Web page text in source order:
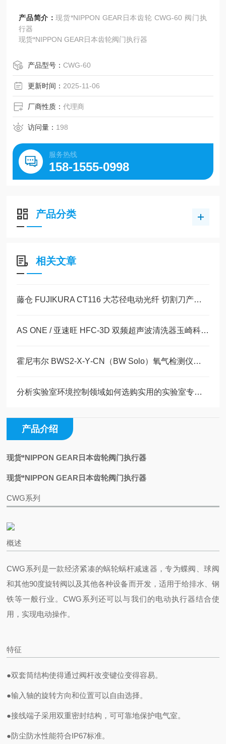
产品简介：现货*NIPPON GEAR日本齿轮 CWG-60 阀门执
行器
现货*NIPPON GEAR日本齿轮阀门执行器
产品型号：CWG-60
更新时间： 2025-11-06
厂商性质：代理商
访问量： 198
服务热线
158-1555-0998
产品分类
相关文章
藤仓 FUJIKURA CT116 大芯径电动光纤 切割刀产品详情玉崎科学仪器原装供应
AS ONE / 亚速旺 HFC-3D 双频超声波清洗器玉崎科学仪器原装现货
霍尼韦尔 BWS2‑X‑Y‑CN（BW Solo）氧气检测仪详情介绍玉科原装现货
分析实验室环境控制领域如何选购实用的实验室专用冷柜
产品介绍
现货*NIPPON GEAR日本齿轮阀门执行器
现货*NIPPON GEAR日本齿轮阀门执行器
CWG系列
概述
CWG系列是一款经济紧凑的蜗轮蜗杆减速器，专为蝶阀、球阀
和其他90度旋转阀以及其他各种设备而开发，适用于给排水、钢
铁等一般行业。CWG系列还可以与我们的电动执行器结合使
用，实现电动操作。
特征
●双套筒结构使得通过阀杆改变键位变得容易。
●输入轴的旋转方向和位置可以自由选择。
●接线端子采用双重密封结构，可可靠地保护电气室。
●防尘防水性能符合IP67标准。